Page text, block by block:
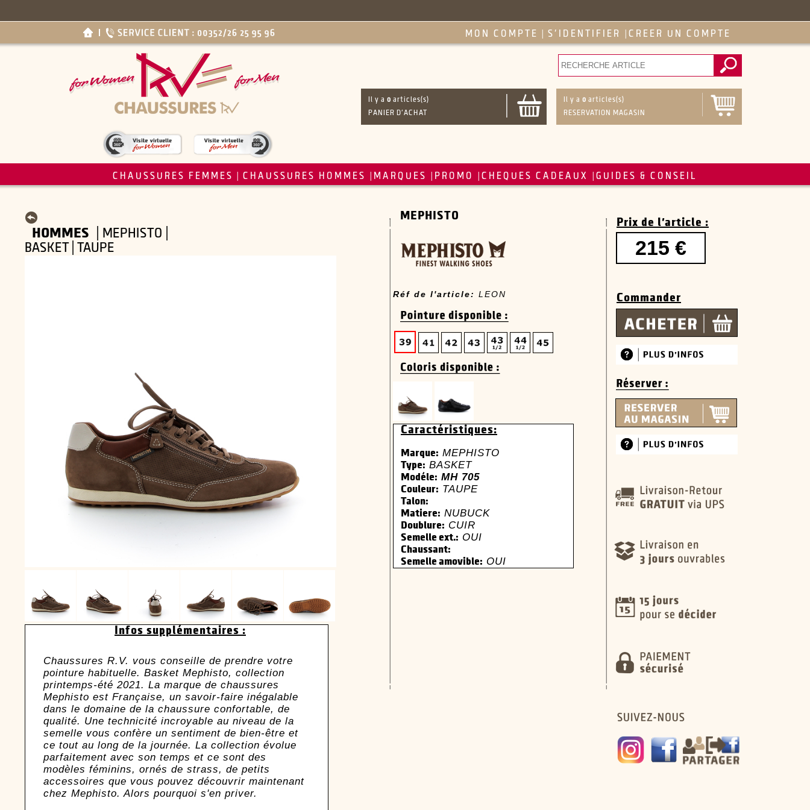
MON COMPTE S'IDENTIFIER CREER UN COMPTE
Il y a 0 articles(s)
PANIER D'ACHAT
Il y a 0 articles(s)
RESERVATION MAGASIN
CHAUSSURES FEMMES CHAUSSURES HOMMES MARQUES PROMO CHEQUES CADEAUX GUIDES & CONSEIL
HOMMES
| MEPHISTO |
BASKET | TAUPE
MEPHISTO
Réf de l'article: LEON
Caractéristiques:
Marque: MEPHISTO
Type: BASKET
Modéle: MH 705
Couleur: TAUPE
Talon:
Matiere: NUBUCK
Doublure: CUIR
Semelle ext.: OUI
Chaussant:
Semelle amovible: OUI
Prix de l'article :
215 €
Commander
Infos supplémentaires :
Chaussures R.V. vous conseille de prendre votre
pointure habituelle. Basket Mephisto, collection
printemps-été 2021. La marque de chaussures
Mephisto est Française, un savoir-faire inégalable
dans le domaine de la chaussure confortable, de
qualité. Une technicité incroyable au niveau de la
semelle vous confère un sentiment de bien-être et
ce tout au long de la journée. La collection évolue
parfaitement avec son temps et ce sont des
modèles féminins, ornés de strass, de petits
accessoires que vous pouvez découvrir maintenant
chez Mephisto. Alors pourquoi s'en priver.